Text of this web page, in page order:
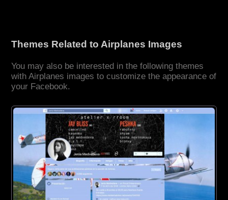
Themes Related to Airplanes Images
You may also be interested in the following themes
with Airplanes images to customize the appearance of
your Facebook.